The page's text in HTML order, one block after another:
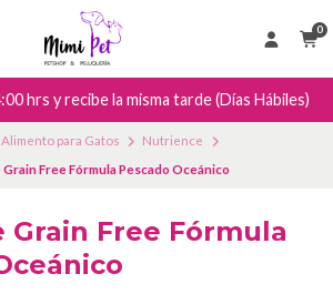
0
hrs y recibe la misma tarde (Días Hábiles)
Alimento para Gatos
Nutrience
Free Fórmula Pescado Oceánico
Free Fórmula